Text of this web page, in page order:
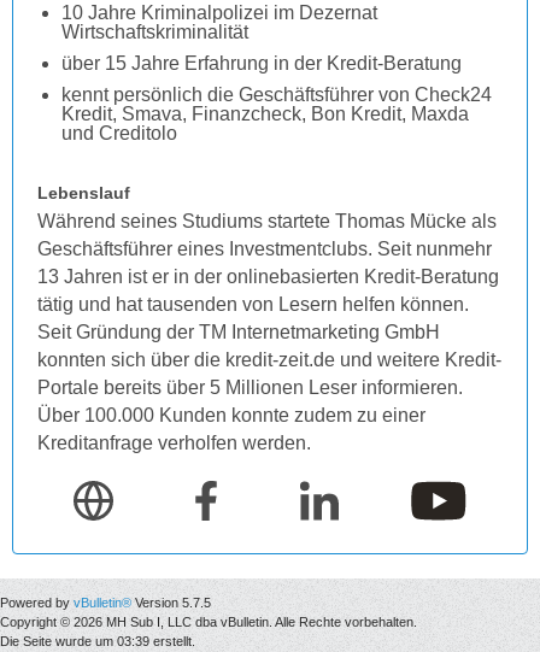
10 Jahre Kriminalpolizei im Dezernat
Wirtschaftskriminalität
über 15 Jahre Erfahrung in der Kredit-Beratung
kennt persönlich die Geschäftsführer von Check24
Kredit, Smava, Finanzcheck, Bon Kredit, Maxda
und Creditolo
Lebenslauf
Während seines Studiums startete Thomas Mücke als
Geschäftsführer eines Investmentclubs. Seit nunmehr
13 Jahren ist er in der onlinebasierten Kredit-Beratung
tätig und hat tausenden von Lesern helfen können.
Seit Gründung der TM Internetmarketing GmbH
konnten sich über die kredit-zeit.de und weitere Kredit-
Portale bereits über 5 Millionen Leser informieren.
Über 100.000 Kunden konnte zudem zu einer
Kreditanfrage verholfen werden.
Powered by vBulletin® Version 5.7.5
Copyright © 2026 MH Sub I, LLC dba vBulletin. Alle Rechte vorbehalten.
Die Seite wurde um 03:39 erstellt.